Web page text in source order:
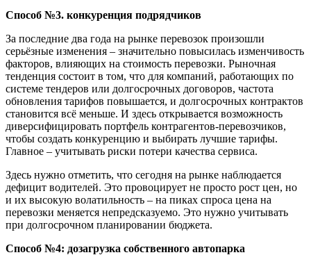
Способ №3. конкуренция подрядчиков
За последние два года на рынке перевозок произошли
серьёзные изменения – значительно повысилась изменчивость
факторов, влияющих на стоимость перевозки. Рыночная
тенденция состоит в том, что для компаний, работающих по
системе тендеров или долгосрочных договоров, частота
обновления тарифов повышается, и долгосрочных контрактов
становится всё меньше. И здесь открывается возможность
диверсифицировать портфель контрагентов-перевозчиков,
чтобы создать конкуренцию и выбирать лучшие тарифы.
Главное – учитывать риски потери качества сервиса.
Здесь нужно отметить, что сегодня на рынке наблюдается
дефицит водителей. Это провоцирует не просто рост цен, но
и их высокую волатильность – на пиках спроса цена на
перевозки меняется непредсказуемо. Это нужно учитывать
при долгосрочном планировании бюджета.
Способ №4: дозагрузка собственного автопарка